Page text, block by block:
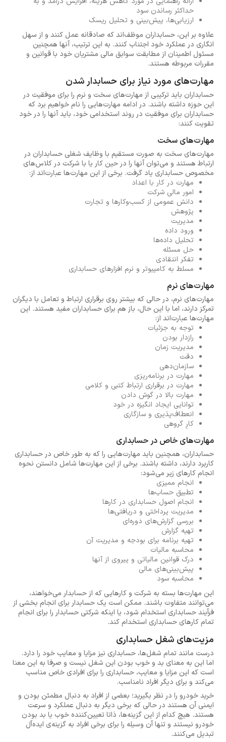
حداکثر رساندن سود
ارزیابی‌ها، پیش‌بینی و تحلیل ریسک
علاوه بر این، حسابداران موظف‌اند که صادقانه عمل کنند و از سهل
انگاری در عملکرد خود اجتناب کنند. به این ترتیب، آنها همچنین
مسئول اطمینان از مطابقت سوابق مالی مشتریان خود با قوانین و
مقررات مربوطه هستند.
مهارت‌های مورد نیاز برای حسابدار شدن
حسابداران باید ترکیبی از مهارت‌های سخت و نرم را برای موفقیت در
این حوزه داشته باشند. در ادامه مهارت‌هایی را نام خواهیم برد که
حسابداران برای موفقیت در روند استخدامی خود، باید آنها را در خود
تقویت کنند:
مهارت‌های سخت
مهارت‌های سخت به صورت مستقیم با وظایف شغلی حسابداران در
ارتباط هستند و می‌توان آنها را در حین کار یا با شرکت در کلاس‌های
مخصوص حسابداری یاد گرفت. برخی از این مهارت‌ها عبارت‌اند از:
مهارت در کار با اعداد
امور مالی شرکت
دانش عمومی از کسب‌وکارها و تجارت
پژوهش
مدیریت
ورود داده
تحلیل داده‌ها
حل مسئله
تفکر انتقادی
مسلط به کامپیوتر و نرم افزارهای حسابداری
مهارت‌های نرم
مهارت‌های نرم، در حالی که بیشتر روی برقراری ارتباط و تعامل با دیگران
تمرکز دارند، اما با این حال، باز هم برای حسابداران مفید هستند. این
مهارت‌ها عبارت‌اند از:
توجه به جزئیات
رازدار بودن
مدیریت زمان
دقت
سازمان‌دهی
مهارت در برنامه‌ریزی
مهارت در برقراری ارتباط کتبی و کلامی
مهارت بالا در گوش دادن
توانایی ایجاد انگیزه در خود
انعطاف‌پذیری و سازگاری
کارِ گروهی
مهارت‌های خاص در حسابداری
حسابداران، همچنین باید مهارت‌هایی را که به طور خاص در حسابداری
کاربرد دارند، داشته باشند. برخی از این مهارت‌ها شامل دانستن نحوه
انجام کارهای زیر می‌شود:
انجام ممیزی
تطبیق حساب‌ها
انجام اصول حسابداری در کارها
مدیریت پرداختی و دریافتی‌ها
بررسی گزارش‌های دوره‌ای
تهیه گزارش
تهیه برنامه برای بودجه و مدیریت آن
محاسبه مالیات
درک قوانین مالیاتی و پیروی از آنها
پیش‌بینی‌های مالی
محاسبه سود
این مهارت‌ها بسته به شرکت و کارهایی که از حسابدار می‌خواهند،
می‌توانند متفاوت باشند. ممکن است یک حسابدار برای انجام بخشی از
فرآیند حسابداری استخدام شود، یا اینکه شرکتی حسابدار را برای انجام
تمام کارهای حسابداری استخدام کند.
مزیت‌های شغل حسابداری
درست مانند تمام شغل‌ها، حسابداری نیز مزایا و معایب خود را دارد.
اما این به معنای بد و خوب بودن این شغل نیست و صرفا به این معنا
است که این مزایا و معایب، حسابداری را برای افرادی خاص مناسب
می‌کند و برای دیگر افراد نامناسب.
خرید خودرو را در نظر بگیرید؛ بعضی از افراد به دنبال مطمئن بودن و
ایمنی آن هستند در حالی که برخی دیگر به دنبال عملکرد و سرعت
هستند. هیچ کدام از این گزینه‌ها، ذاتا تعیین‌کننده خوب یا بد بودن
خودرو نیستند و تنها آن وسیله را برای برخی افراد به گزینه‌‌ی ایده‌آل
تبدیل می‌کنند.